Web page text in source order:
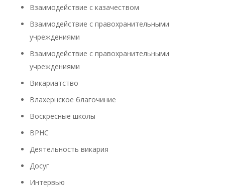
Взаимодействие с казачеством
Взаимодействие с правохранительными
учреждениями
Взаимодействие с правохранительными
учреждениями
Викариатство
Влахернское благочиние
Воскресные школы
ВРНС
Деятельность викария
Досуг
Интервью